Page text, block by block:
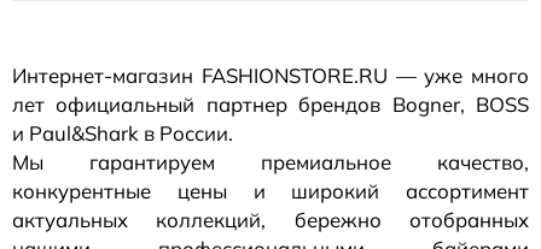
Интернет-магазин FASHIONSTORE.RU — уже много
лет официальный партнер брендов Bogner, BOSS
и Paul&Shark в России.
Мы гарантируем премиальное качество,
конкурентные цены и широкий ассортимент
актуальных коллекций, бережно отобранных